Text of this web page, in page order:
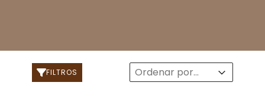
FILTROS Sort
Sort content
Sort content